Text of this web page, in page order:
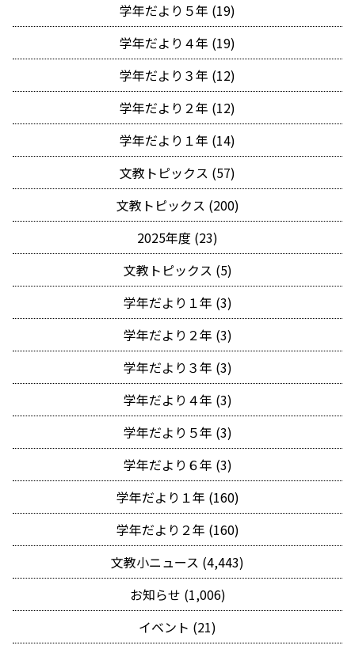
学年だより５年 (19)
学年だより４年 (19)
学年だより３年 (12)
学年だより２年 (12)
学年だより１年 (14)
文教トピックス (57)
文教トピックス (200)
2025年度 (23)
文教トピックス (5)
学年だより１年 (3)
学年だより２年 (3)
学年だより３年 (3)
学年だより４年 (3)
学年だより５年 (3)
学年だより６年 (3)
学年だより１年 (160)
学年だより２年 (160)
文教小ニュース (4,443)
お知らせ (1,006)
イベント (21)